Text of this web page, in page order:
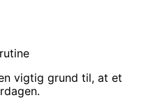
vigtig grund til, at et